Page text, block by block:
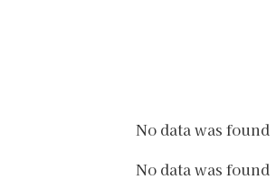
No data was found
No data was found